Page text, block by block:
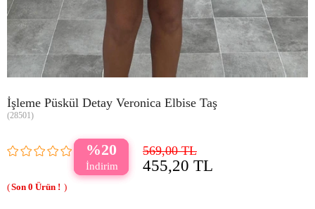
İşleme Püskül Detay Veronica Elbise Taş
(28501)
20 569,00 TL
455,20 TL
0